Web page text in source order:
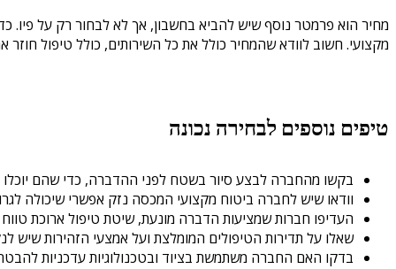
מחיר הוא פרמטר נוסף שיש להביא בחשבון, אך לא לבחור רק על פיו.
מקצועי. חשוב לוודא שהמחיר כולל את כל השירותים, כולל טיפול
טיפים נוספים לבחירה נכונה
בקשו מהחברה לבצע סיור בשטח לפני ההדברה, כדי שהם יוכלו
וודאו שיש לחברה ביטוח מקצועי המכסה נזק אפשרי שיכולה
העדיפו חברות שמציעות הדברה מונעת, שיטת טיפול ארוכת
שאלו על תדירות הטיפולים המומלצת ועל אמצעי הזהירות שיש
בדקו האם החברה משתמשת בציוד ובטכנולוגיות עדכניות